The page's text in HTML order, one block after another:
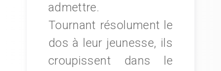
admettre.
Tournant résolument le
dos à leur jeunesse, ils
croupissent dans le